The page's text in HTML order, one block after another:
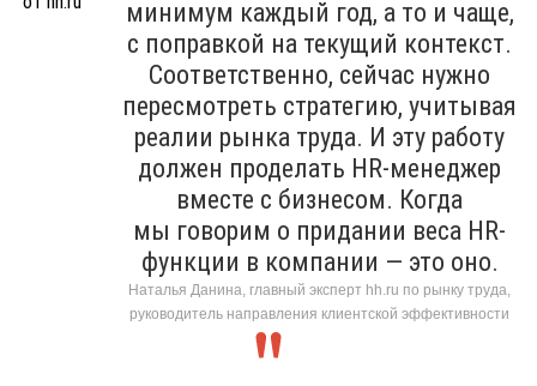
минимум каждый год, а то и чаще,
с поправкой на текущий контекст.
Соответственно, сейчас нужно
пересмотреть стратегию, учитывая
реалии рынка труда. И эту работу
должен проделать HR-менеджер
вместе с бизнесом. Когда
мы говорим о придании веса HR-
функции в компании — это оно.
Наталья Данина, главный эксперт hh.ru по рынку труда,
руководитель направления клиентской эффективности